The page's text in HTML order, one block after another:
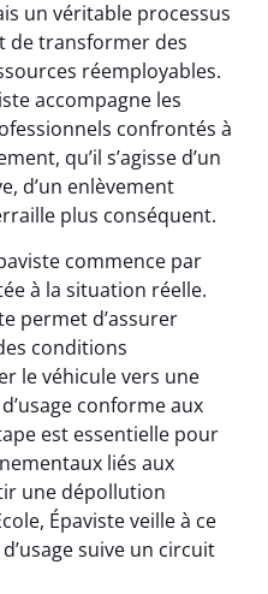
un véritable processus
de transformer des
réemployables.
accompagne les
confrontés à
qu’il s’agisse d’un
d’un enlèvement
plus conséquent.
commence par
à la situation réelle.
permet d’assurer
conditions
le véhicule vers une
conforme aux
est essentielle pour
liés aux
une dépollution
Épaviste veille à ce
suive un circuit